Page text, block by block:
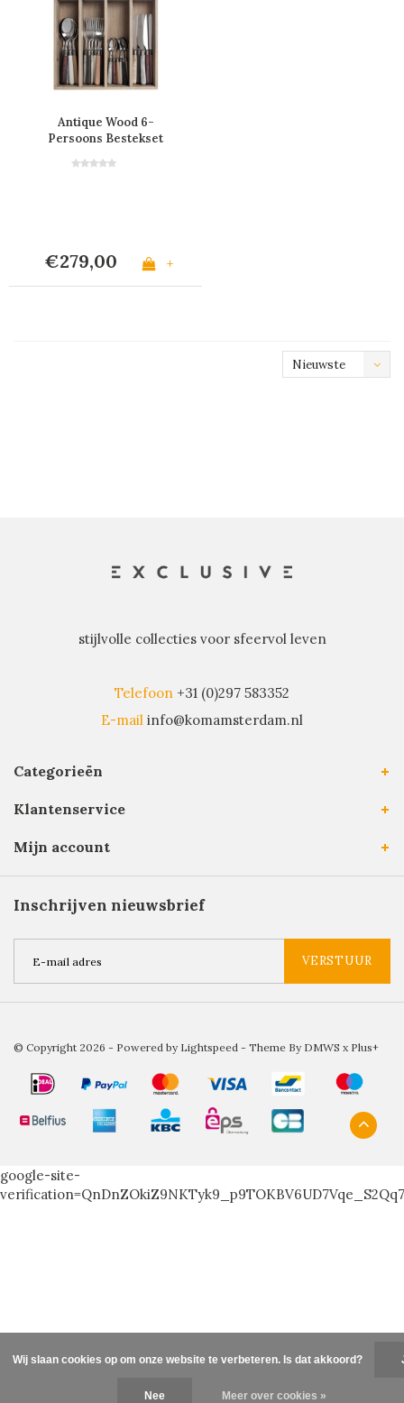
Antique Wood 6-
Persoons Bestekset
Stuks 'Forest Blend' in
€279,00 +
Nieuwste
stijlvolle collecties voor sfeervol leven
Telefoon +31 (0)297 583352
E-mail info@komamsterdam.nl
Categorieën
Klantenservice
Mijn account
Inschrijven nieuwsbrief
VERSTUUR
© Copyright 2026 - Powered by Lightspeed - Theme By DMWS x Plus+
google-site-
Wij slaan cookies op om onze website te verbeteren. Is dat akkoord?
Nee Meer over cookies »